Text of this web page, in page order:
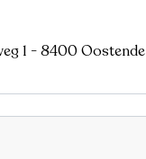
1 - 8400 Oostende